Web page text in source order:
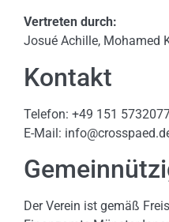
Vertreten durch:
Josué Achille, Mohamed
Kontakt
Telefon: +49 151
E-Mail:
Der Verein ist gemäß